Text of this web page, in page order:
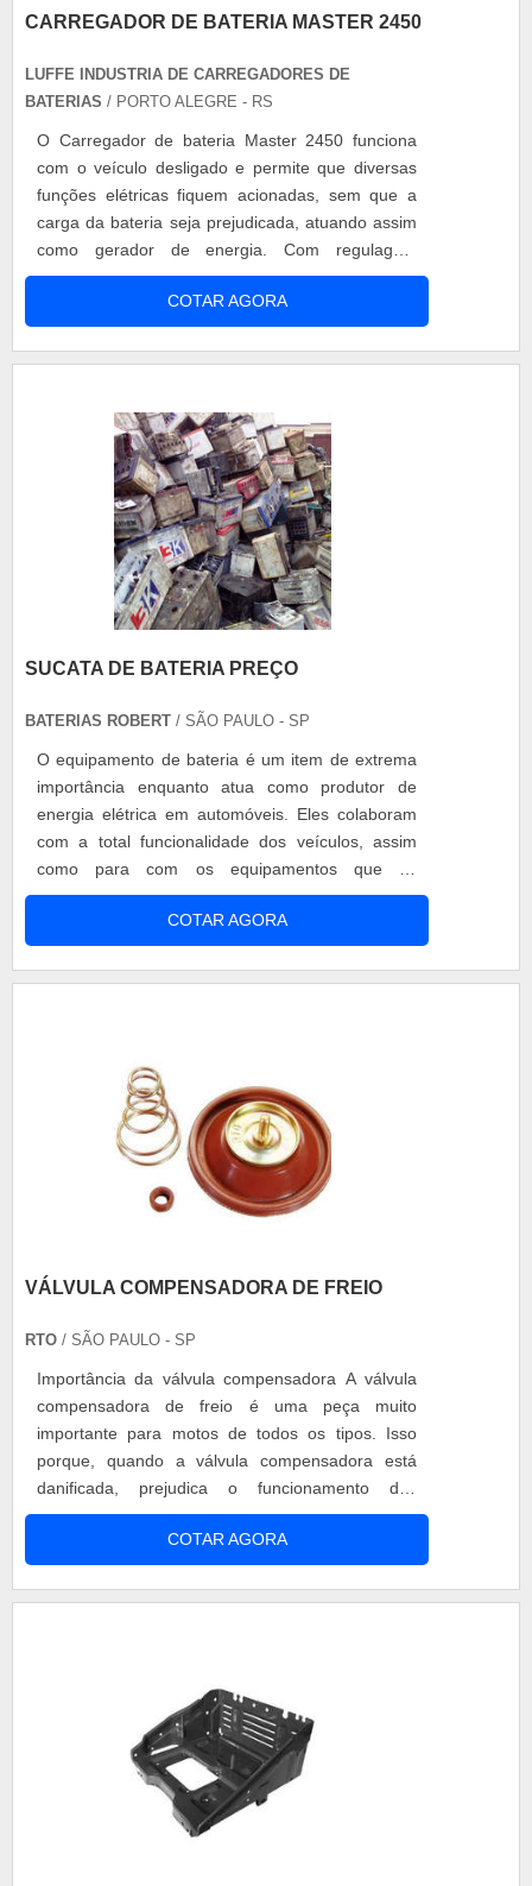
CARREGADOR DE BATERIA MASTER 2450
LUFFE INDUSTRIA DE CARREGADORES DE
BATERIAS / PORTO ALEGRE - RS
O Carregador de bateria Master 2450 funciona
com o veículo desligado e permite que diversas
funções elétricas fiquem acionadas, sem que a
carga da bateria seja prejudicada, atuando assim
como gerador de energia. Com regulagem
eletrônica de 1 a 50 ampéres conforme o tempo
de carga, o Carregador de bateria Master 2450
pode carregar baterias de 06, 12 e 24 volts. O
COTAR AGORA
SUCATA DE BATERIA PREÇO
BATERIAS ROBERT / SÃO PAULO - SP
O equipamento de bateria é um item de extrema
importância enquanto atua como produtor de
energia elétrica em automóveis. Eles colaboram
com a total funcionalidade dos veículos, assim
como para com os equipamentos que os
compõem, como por exemplo: Vidros; Travas;
Luzes em geral; E a ignição. Sucata de bateria
preço: importância do descarte No momento de
COTAR AGORA
VÁLVULA COMPENSADORA DE FREIO
RTO / SÃO PAULO - SP
Importância da válvula compensadora A válvula
compensadora de freio é uma peça muito
importante para motos de todos os tipos. Isso
porque, quando a válvula compensadora está
danificada, prejudica o funcionamento dos
pistonetes, ocasionando em perda de força,
consumo excessivo e mau funcionamento da
moto e possíveis acidentes causados pelo mal
COTAR AGORA